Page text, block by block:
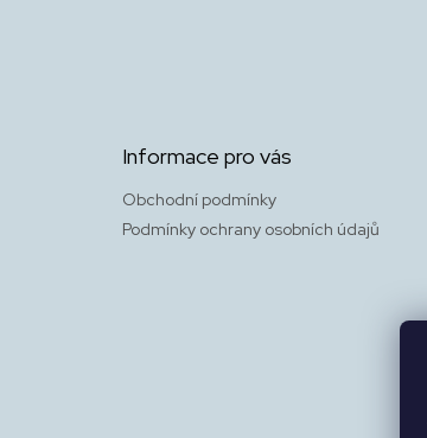
Informace pro vás
Obchodní podmínky
Podmínky ochrany osobních údajů